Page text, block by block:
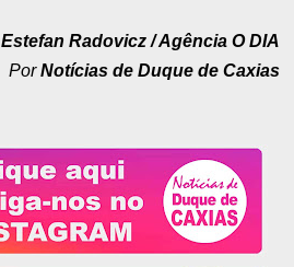
Estefan Radovicz / Agência O DIA
PorNotícias de Duque de Caxias